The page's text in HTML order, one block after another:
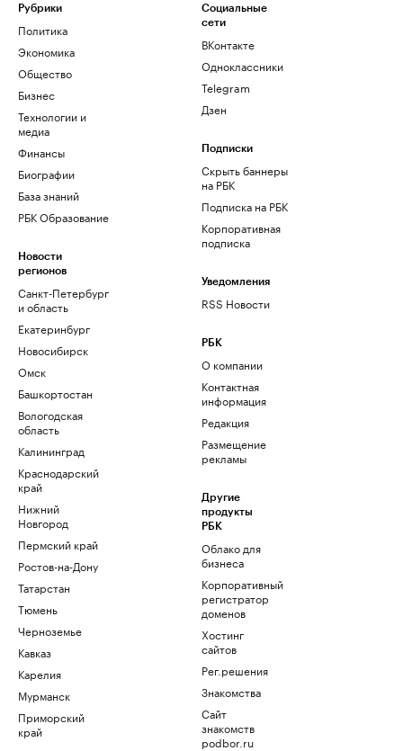
Рубрики
Политика
Экономика
Общество
Бизнес
Технологии и
медиа
Финансы
Биографии
База знаний
РБК Образование
Новости
регионов
Санкт-Петербург
и область
Екатеринбург
Новосибирск
Омск
Башкортостан
Вологодская
область
Калининград
Краснодарский
край
Нижний
Новгород
Пермский край
Ростов-на-Дону
Татарстан
Тюмень
Черноземье
Кавказ
Карелия
Мурманск
Приморский
край
Социальные
сети
ВКонтакте
Одноклассники
Telegram
Дзен
Подписки
Скрыть баннеры
на РБК
Подписка на РБК
Корпоративная
подписка
Уведомления
RSS Новости
РБК
О компании
Контактная
информация
Редакция
Размещение
рекламы
Другие
продукты
РБК
Облако для
бизнеса
Корпоративный
регистратор
доменов
Хостинг
сайтов
Рег.решения
Знакомства
Сайт
знакомств
podbor.ru